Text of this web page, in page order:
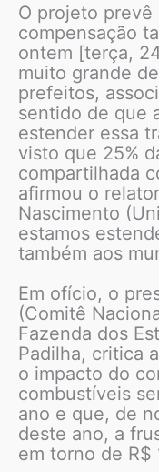
O projeto prevê
compensação
ontem [terça,
muito grande
prefeitos,
sentido de que
estender essa
visto que 25%
compartilhada
afirmou o
Nascimento
estamos
também aos
Em ofício, o
(Comitê
Fazenda dos
Padilha, critica
o impacto do
combustíveis
ano e que, de
deste ano, a
em torno de R$